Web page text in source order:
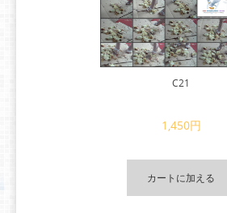
C21
1,450円
カートに加える